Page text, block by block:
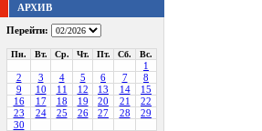
АРХИВ
Перейти:
Пн. Вт. Ср. Чт. Пт. Сб. Вс.
1
2
3 4 5 6 7
8
9
10 11 12 13 14
15
16
17 18 19 20 21
22
23
24 25 26 27 28
29
30